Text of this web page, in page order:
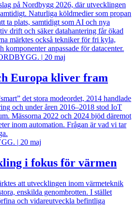
på Nordbygg 2026, där utvecklingen
Naturliga köldmedier som propan
ta plats, samtidigt som AI och nya
drift och säker datahantering får ökad
märktes också tekniker för fri kyla,
komponenter anpassade för datacenter.
| 20 maj
Europa kliver fram
det stora modeordet, 2014 handlade
och under åren 2016–2018 stod IoT
Mässorna 2022 och 2024 bjöd däremot
inom automation. Frågan är vad vi tar
| 20 maj
i fokus för värmen
att utvecklingen inom värmeteknik
enskilda genombrotten. I stället
och vidareutveckla befintliga